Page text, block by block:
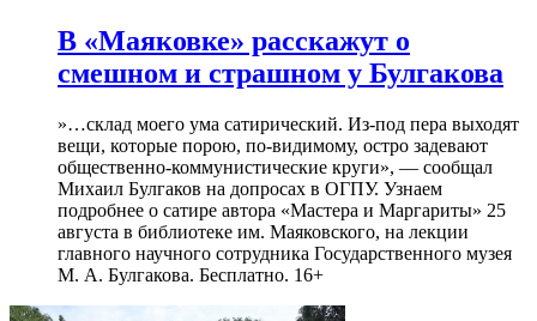
В «Маяковке» расскажут о
смешном и страшном у Булгакова
»…склад моего ума сатирический. Из-под пера выходят
вещи, которые порою, по-видимому, остро задевают
общественно-коммунистические круги», — сообщал
Михаил Булгаков на допросах в ОГПУ. Узнаем
подробнее о сатире автора «Мастера и Маргариты» 25
августа в библиотеке им. Маяковского, на лекции
главного научного сотрудника Государственного музея
М. А. Булгакова. Бесплатно. 16+